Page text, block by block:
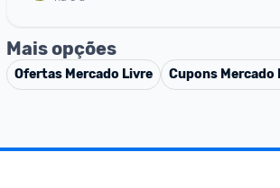
Mais opções
Ofertas Mercado Livre Cupons Mercado